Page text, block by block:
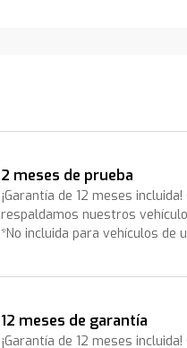
2 meses de prueba
¡Garantía de 12 meses
respaldamos nuestros
*No incluida para vehículos de
12 meses de garantía
¡Garantía de 12 meses